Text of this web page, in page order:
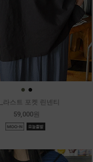
● ●
라스트 포켓 린넨티
59,000원